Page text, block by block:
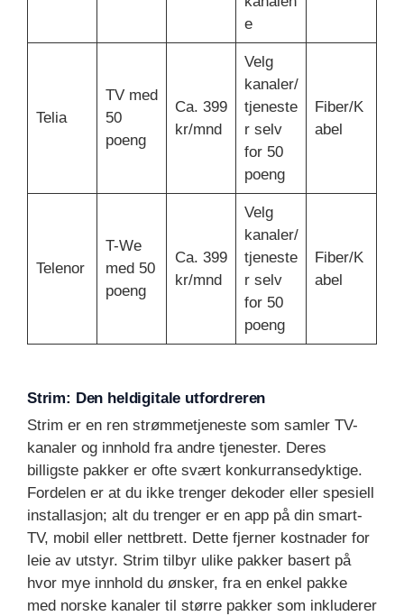
e
Telia
TV med
50
poeng
Ca. 399
kr/mnd
Velg
kanaler/
tjeneste
r selv
for 50
poeng
Fiber/K
abel
Telenor
T-We
med 50
poeng
Ca. 399
kr/mnd
Velg
kanaler/
tjeneste
r selv
for 50
poeng
Fiber/K
abel
Strim: Den heldigitale utfordreren
Strim er en ren strømmetjeneste som samler TV-
kanaler og innhold fra andre tjenester. Deres
billigste pakker er ofte svært konkurransedyktige.
Fordelen er at du ikke trenger dekoder eller spesiell
installasjon; alt du trenger er en app på din smart-
TV, mobil eller nettbrett. Dette fjerner kostnader for
leie av utstyr. Strim tilbyr ulike pakker basert på
hvor mye innhold du ønsker, fra en enkel pakke
med norske kanaler til større pakker som inkluderer